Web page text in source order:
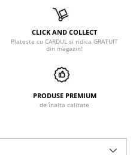
CLICK AND COLLECT
Plateste cu CARDUL si ridica GRATUIT
din magazin!
PRODUSE PREMIUM
de înalta calitate